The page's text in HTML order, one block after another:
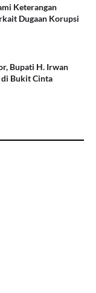
Keterangan
Dugaan Korupsi
Bupati H. Irwan
di Bukit Cinta